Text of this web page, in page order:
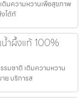
ติมความหวานเพื่อสุขภาพ
ได้ทั
ำผึ้งแท้ 100%
รมชาติ เติมความหวาน
ย บริการส